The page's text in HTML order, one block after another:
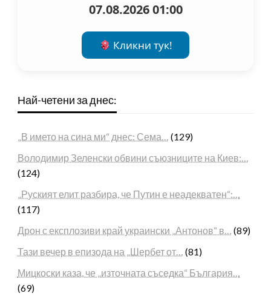
07.08.2026 01:00
Кликни тук!
Най-четени за днес:
„В името на сина ми“ днес: Сема… (129)
Володимир Зеленски обвини съюзниците на Киев:…
(124)
„Руският елит разбира, че Путин е неадекватен“:…
(117)
Дрон с експлозиви край украински „Антонов“ в… (89)
Тази вечер в епизода на „Шербет от… (81)
Мицкоски каза, че „източната съседка“ България…
(69)